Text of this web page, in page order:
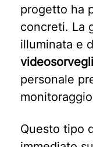
progetto ha
concreti. La
illuminata e
personale
Questo tipo